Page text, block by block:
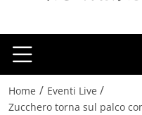
Home / Eventi Live /
Zucchero torna sul palco